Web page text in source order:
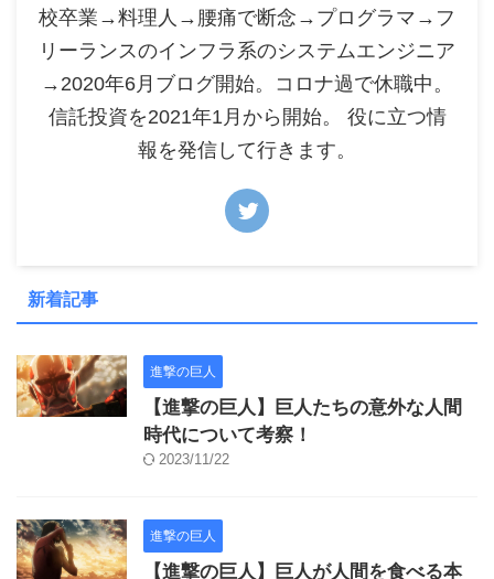
校卒業→料理人→腰痛で断念→プログラマ→フ
リーランスのインフラ系のシステムエンジニア
→2020年6月ブログ開始。コロナ過で休職中。
信託投資を2021年1月から開始。 役に立つ情
報を発信して行きます。
新着記事
進撃の巨人
【進撃の巨人】巨人たちの意外な人間
時代について考察！
2023/11/22
進撃の巨人
【進撃の巨人】巨人が人間を食べる本